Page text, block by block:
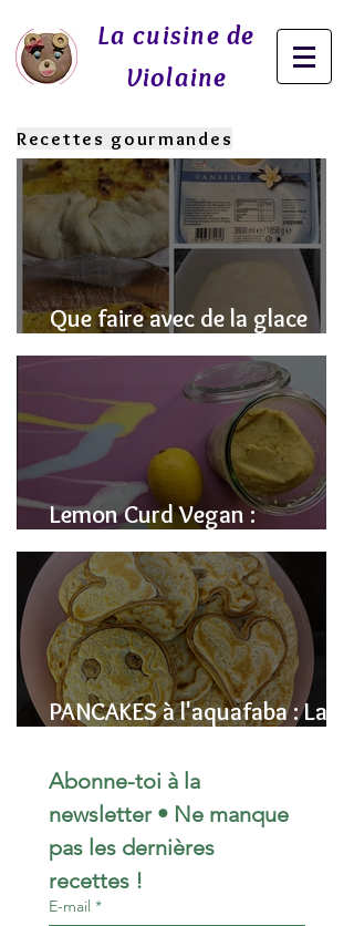
La cuisine de
Violaine
Recettes gourmandes
Que faire avec de la glace
fondue? J'ai la SOLUTION!
Lemon Curd Vegan :
L'alternative saine aux pois
chiches
PANCAKES à l'aquafaba : La
Moelleuse (Sans Œufs)
Abonne-toi à la
newsletter • Ne manque
pas les dernières
recettes !
E-mail *